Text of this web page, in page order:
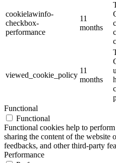
cookielawinfo-
checkbox-
performance
11
months
viewed_cookie_policy
11
months
Functional
Functional
Functional cookies help to
sharing the content of the website
feedbacks, and other third-party
Performance